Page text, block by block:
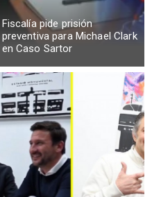
Fiscalía pide prisión
preventiva para Michael Clark
en Caso Sartor